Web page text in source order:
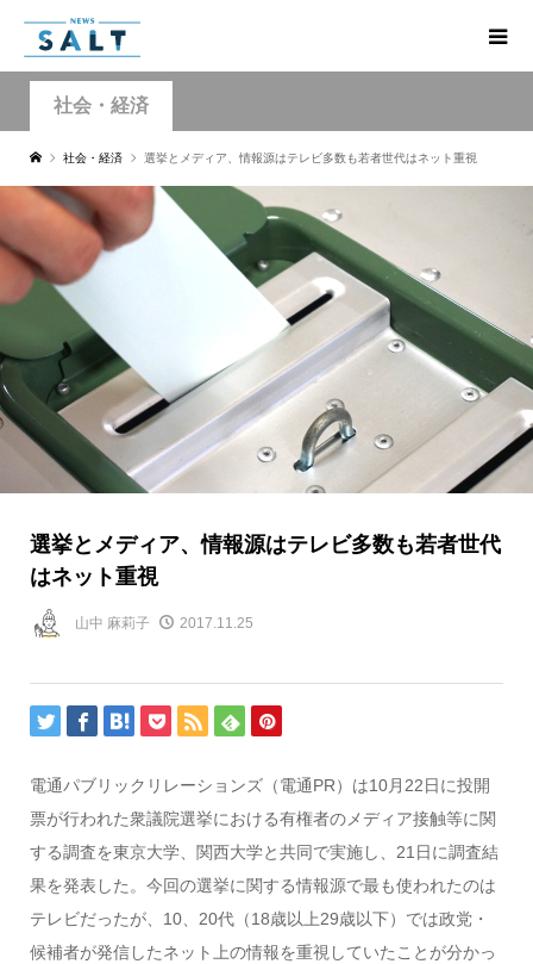
社会・経済
社会・経済 選挙とメディア、情報源はテレビ多数も若者世代はネット重視
選挙とメディア、情報源はテレビ多数も若者世代
はネット重視
山中 麻莉子 2017.11.25
電通パブリックリレーションズ（電通PR）は10月22日に投開
票が行われた衆議院選挙における有権者のメディア接触等に関
する調査を東京大学、関西大学と共同で実施し、21日に調査結
果を発表した。今回の選挙に関する情報源で最も使われたのは
テレビだったが、10、20代（18歳以上29歳以下）では政党・
候補者が発信したネット上の情報を重視していたことが分かっ